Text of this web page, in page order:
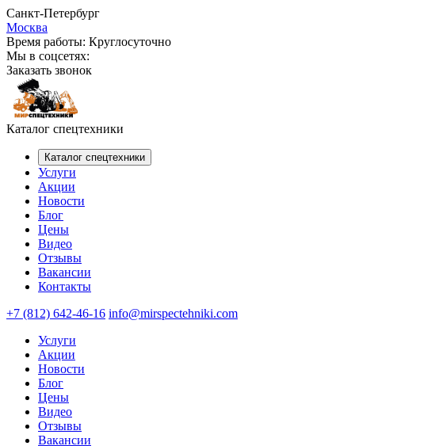
Санкт-Петербург
Москва
Время работы: Круглосуточно
Мы в соцсетях:
Заказать звонок
Каталог спецтехники
Каталог спецтехники
Услуги
Акции
Новости
Блог
Цены
Видео
Отзывы
Вакансии
Контакты
+7 (812) 642-46-16 info@mirspectehniki.com
Услуги
Акции
Новости
Блог
Цены
Видео
Отзывы
Вакансии